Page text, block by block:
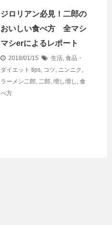
ジロリアン必見！二郎の
おいしい食べ方 全マシ
マシerによるレポート
2018/01/15 生活, 食品・
ダイエット tips, コツ, ニンニク ,
ラーメン二郎, 二郎, 増し増し , 食
べ方